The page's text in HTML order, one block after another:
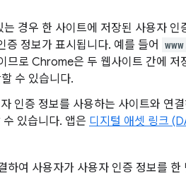
는 경우 한 사이트에 저장된 사용자
증 정보가 표시됩니다. 예를 들어
므로 Chrome은 두 웹사이트 간에 저
수 있습니다.
인증 정보를 사용하는 사이트와 연
있습니다. 앱은 디지털 애셋 링크
하여 사용자가 사용자 인증 정보를